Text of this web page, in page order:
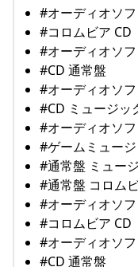
#オーディオソ
#コロムビア CD
#オーディオソ
#CD 通常盤
#オーディオソ
#CD ミュージッ
#オーディオソ
#ゲームミュー
#通常盤 ミュー
#通常盤 コロム
#オーディオソ
#コロムビア CD
#オーディオソ
#CD 通常盤